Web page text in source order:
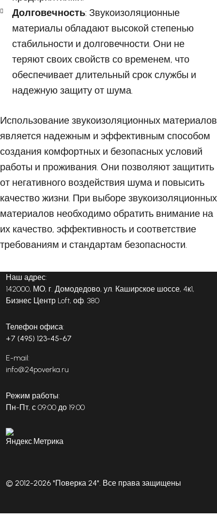
Долговечность: Звукоизоляционные
материалы обладают высокой степенью
стабильности и долговечности. Они не
теряют своих свойств со временем, что
обеспечивает длительный срок службы и
надежную защиту от шума.
Использование звукоизоляционных материалов
является надежным и эффективным способом
создания комфортных и безопасных условий
работы и проживания. Они позволяют защитить
от негативного воздействия шума и повысить
качество жизни. При выборе звукоизоляционных
материалов необходимо обратить внимание на
их качество, эффективность и соответствие
требованиям и стандартам безопасности.
Наш адрес:
142000, МО, г. Домодедово, ул. Каширское шоссе, 4к1,
Бизнес Центр Loft, оф. 380
Телефон офиса:
+7 (495) 123-45-67
E-mail:
info@24poverka.ru
Режим работы:
Пн-Пт, с 09:00 до 19:00
© 2012-2026 "Поверка 24". Все права защищены